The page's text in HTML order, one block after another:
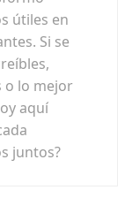
útiles en
Si se
o lo mejor
aquí
juntos?